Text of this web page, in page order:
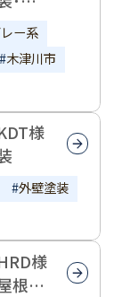
ー系
木津川市
様
外壁塗装
様
根塗